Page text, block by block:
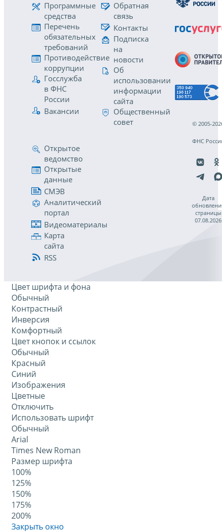
Программные
средства
Перечень
обязательных
требований
Противодействие
коррупции
Госслужба
в ФНС
России
Вакансии
Обратная
связь
Контакты
Подписка
на
новости
Об
использовании
информации
сайта
Общественный
совет
Открытое
ведомство
Открытые
данные
СМЭВ
Аналитический
портал
Видеоматериалы
Карта
сайта
RSS
© 2005-
ФНС
Дата
страницы
07.08.2026
Цвет шрифта и фона
Обычный
Контрастный
Инверсия
Комфортный
Цвет кнопок и ссылок
Обычный
Красный
Синий
Изображения
Цветные
Отключить
Использовать шрифт
Обычный
Arial
Times New Roman
Размер шрифта
100%
125%
150%
175%
200%
Закрыть окно